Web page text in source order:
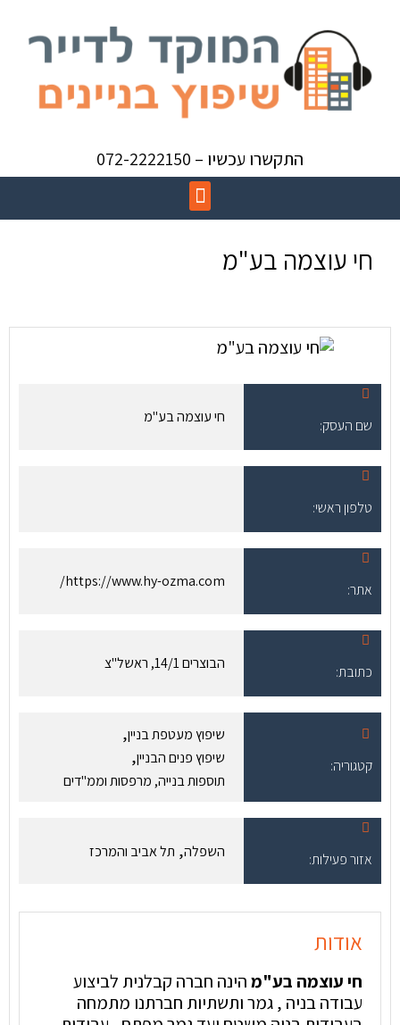
התקשרו עכשיו – 072-2222150
חי עוצמה בע"מ
שם העסק: חי עוצמה בע"מ
טלפון ראשי:
אתר: https://www.hy-ozma.com/
כתובת: הבוצרים 14/1, ראשל"צ
קטגוריה:
שיפוץ מעטפת בניין,
שיפוץ פנים הבניין,
תוספות בנייה, מרפסות וממ"דים
אזור פעילות: השפלה, תל אביב והמרכז
אודות
חי עוצמה בע"מהינה חברה קבלנית לביצוע
עבודה בניה , גמר ותשתיות חברתנו מתמחה